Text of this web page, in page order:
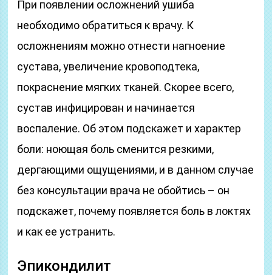
При появлении осложнений ушиба
необходимо обратиться к врачу. К
осложнениям можно отнести нагноение
сустава, увеличение кровоподтека,
покраснение мягких тканей. Скорее всего,
сустав инфицирован и начинается
воспаление. Об этом подскажет и характер
боли: ноющая боль сменится резкими,
дергающими ощущениями, и в данном случае
без консультации врача не обойтись – он
подскажет, почему появляется боль в локтях
и как ее устранить.
Эпикондилит